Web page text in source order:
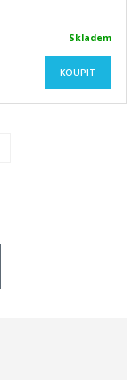
Skladem
KOUPIT